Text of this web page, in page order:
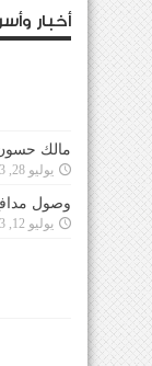
أخبار
مالك
يوليو 28, 2023
وصول مدافع
يوليو 12, 2023